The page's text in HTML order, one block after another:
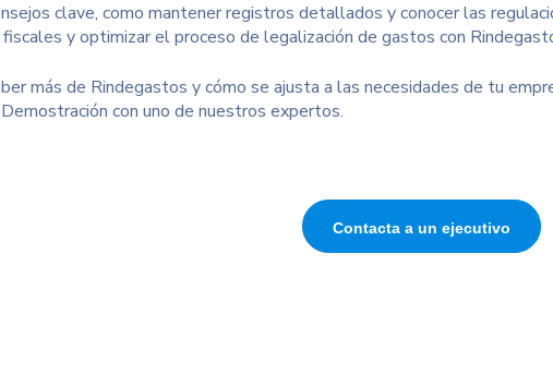
clave, como mantener registros detallados y conocer las
y optimizar el proceso de legalización de gastos con
más de Rindegastos y cómo se ajusta a las necesidades de tu
con uno de nuestros expertos.
Contacta a un ejecutivo